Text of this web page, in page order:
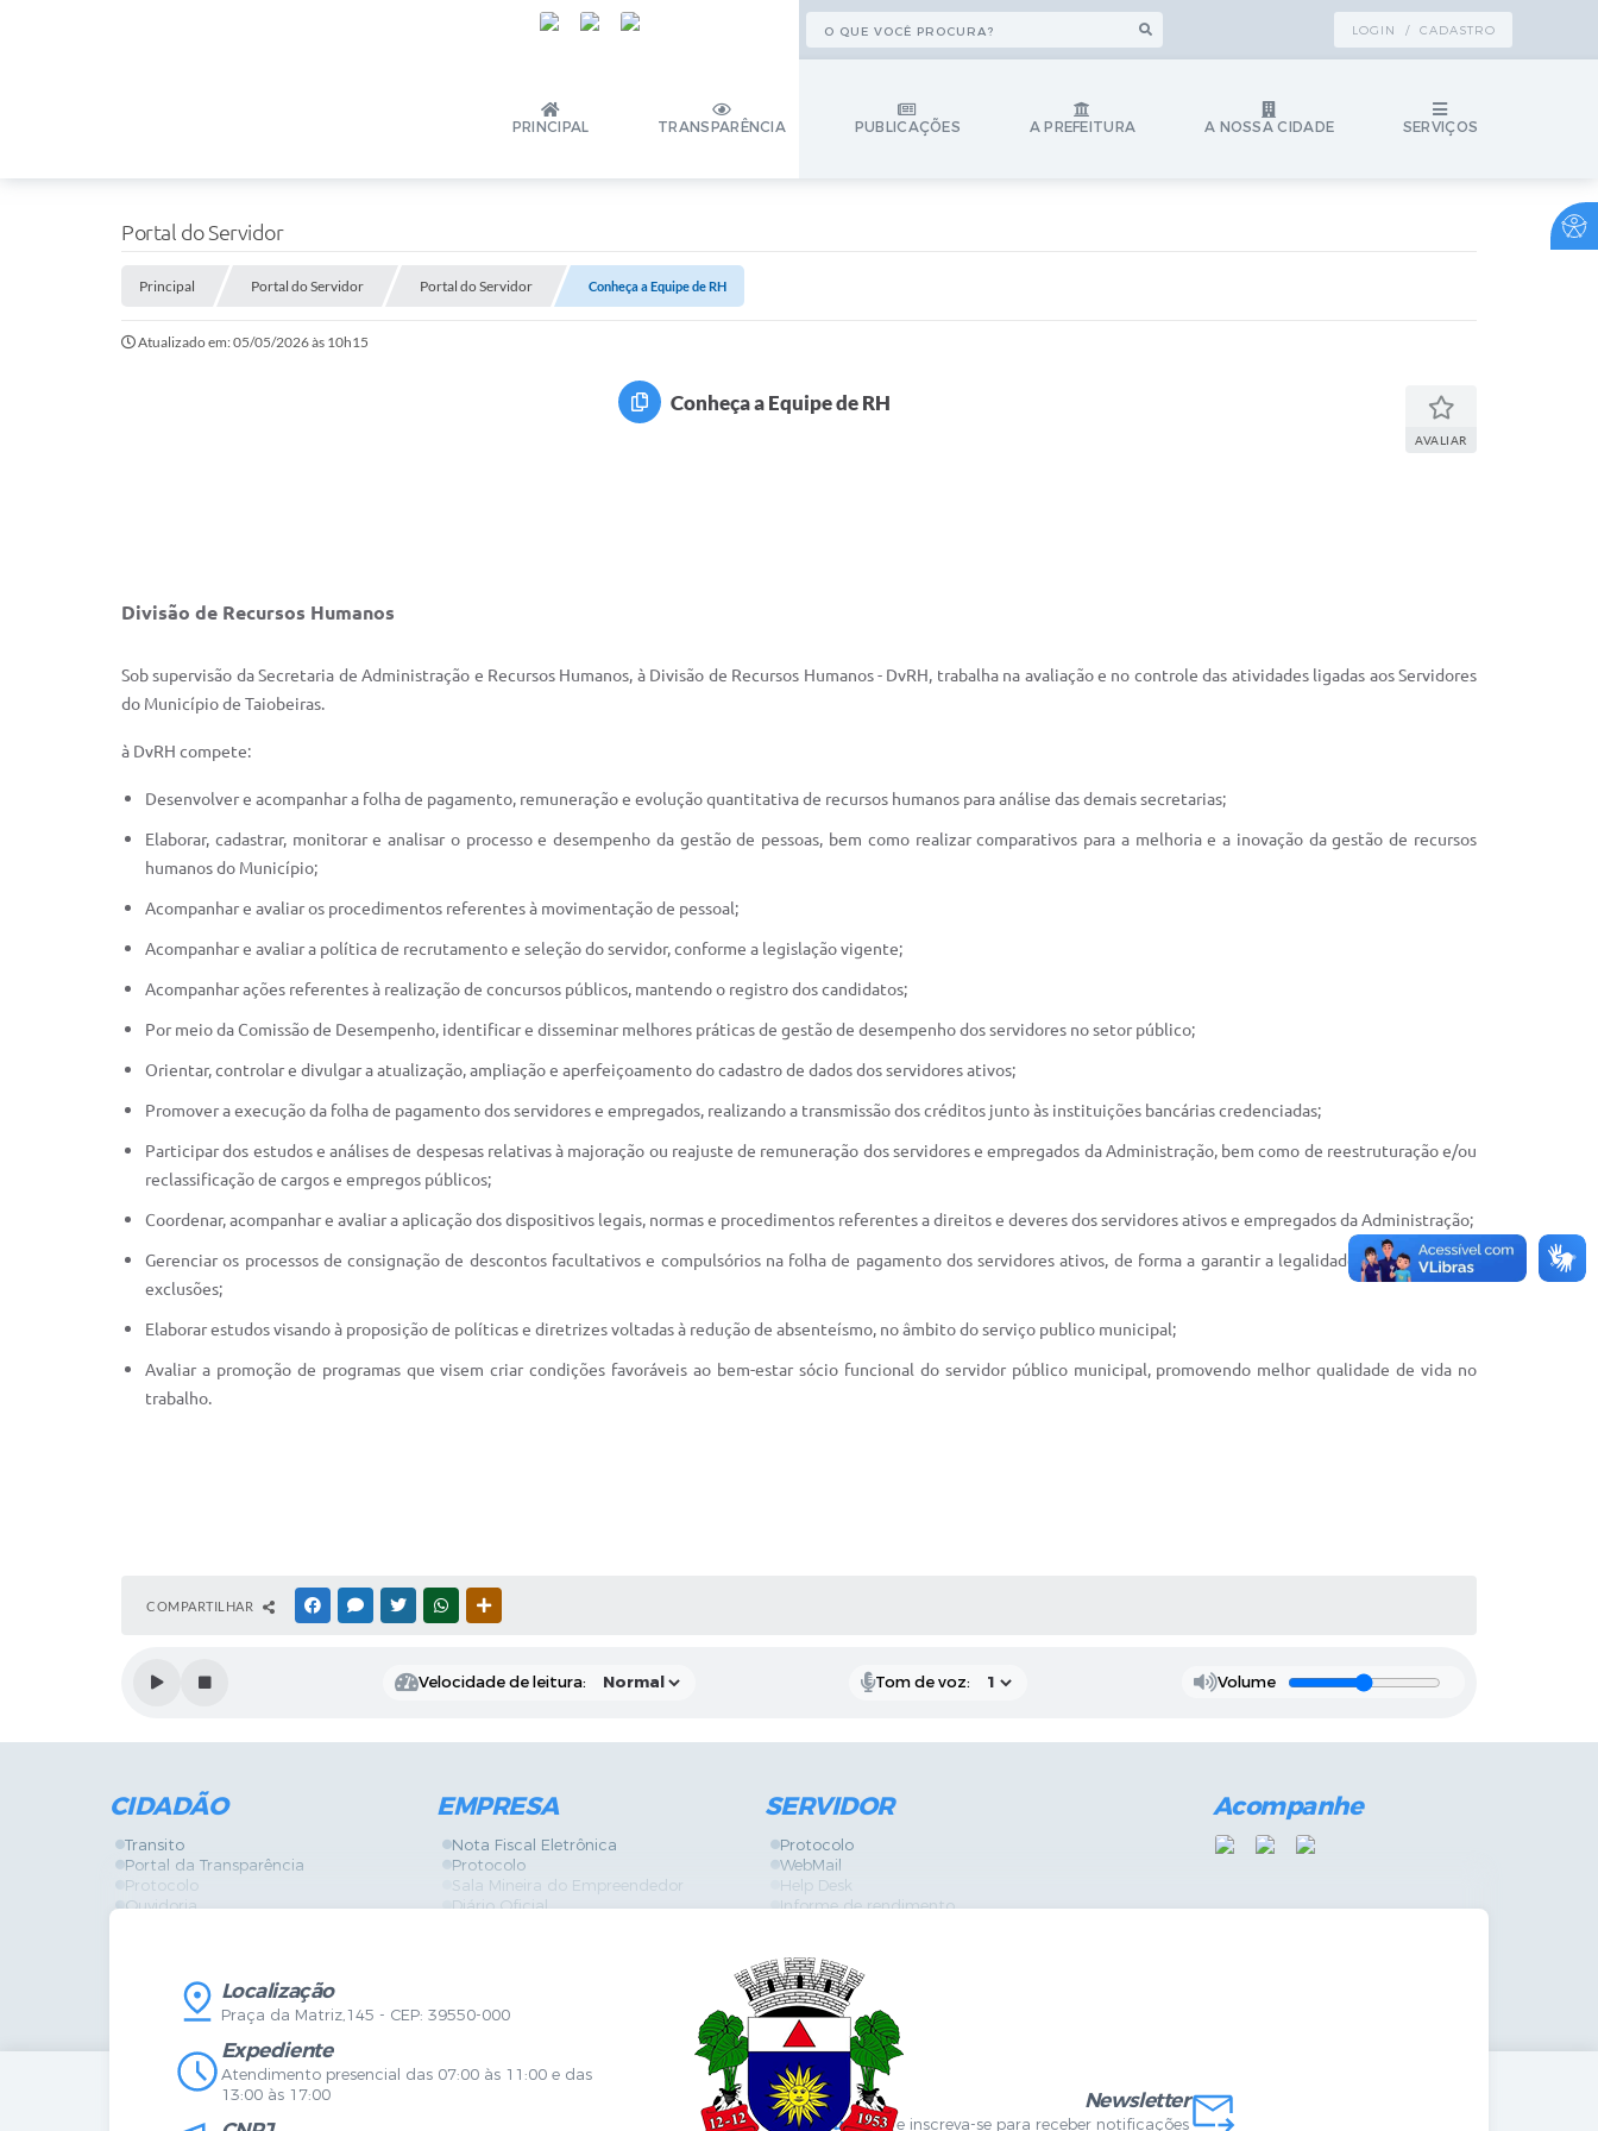
LOGIN / CADASTRO
PRINCIPAL TRANSPARÊNCIA PUBLICAÇÕES A PREFEITURA A NOSSA CIDADE SERVIÇOS
Portal do Servidor
Principal Portal do Servidor Portal do Servidor Conheça a Equipe de RH
Atualizado em: 05/05/2026 às 10h15
Conheça a Equipe de RH
AVALIAR
Divisão de Recursos Humanos
Sob supervisão da Secretaria de Administração e Recursos Humanos, à Divisão de Recursos Humanos - DvRH, trabalha na avaliação e no controle das atividades ligadas aos Servidores
do Município de Taiobeiras.
à DvRH compete:
Desenvolver e acompanhar a folha de pagamento, remuneração e evolução quantitativa de recursos humanos para análise das demais secretarias;
Elaborar, cadastrar, monitorar e analisar o processo e desempenho da gestão de pessoas, bem como realizar comparativos para a melhoria e a inovação da gestão de recursos
humanos do Município;
Acompanhar e avaliar os procedimentos referentes à movimentação de pessoal;
Acompanhar e avaliar a política de recrutamento e seleção do servidor, conforme a legislação vigente;
Acompanhar ações referentes à realização de concursos públicos, mantendo o registro dos candidatos;
Por meio da Comissão de Desempenho, identificar e disseminar melhores práticas de gestão de desempenho dos servidores no setor público;
Orientar, controlar e divulgar a atualização, ampliação e aperfeiçoamento do cadastro de dados dos servidores ativos;
Promover a execução da folha de pagamento dos servidores e empregados, realizando a transmissão dos créditos junto às instituições bancárias credenciadas;
Participar dos estudos e análises de despesas relativas à majoração ou reajuste de remuneração dos servidores e empregados da Administração, bem como de reestruturação e/ou
reclassificação de cargos e empregos públicos;
Coordenar, acompanhar e avaliar a aplicação dos dispositivos legais, normas e procedimentos referentes a direitos e deveres dos servidores ativos e empregados da Administração;
Gerenciar os processos de consignação de descontos facultativos e compulsórios na folha de pagamento dos servidores ativos, de forma a garantir a legalidade das inclusões e
exclusões;
Elaborar estudos visando à proposição de políticas e diretrizes voltadas à redução de absenteísmo, no âmbito do serviço publico municipal;
Avaliar a promoção de programas que visem criar condições favoráveis ao bem-estar sócio funcional do servidor público municipal, promovendo melhor qualidade de vida no
trabalho.
COMPARTILHAR FACEBOOKMESSENGER
TWITTERWHATSAPP
Velocidade de leitura: Tom de voz: Volume
CIDADÃO
Transito
Portal da Transparência
Protocolo
Ouvidoria
Legislação
Diário Oficial
Mapa do Site
Certidões
Agenda de Eventos
Concursos
EMPRESA
Nota Fiscal Eletrônica
Protocolo
Sala Mineira do Empreendedor
Diário Oficial
Serviços Online
Vigilância Sanitária
SERVIDOR
Protocolo
WebMail
Help Desk
Informe de rendimento
GPI
Diário Oficial
Fale com RH
SGDI - Sistema de Gerência de Demandas Internas
Concurso Público e Processo Seletivo
Portal da Atenção Primaria
Acompanhe
Localização
Praça da Matriz,145 - CEP: 39550-000
Expediente
Atendimento presencial das 07:00 às 11:00 e das
13:00 às 17:00
Newsletter
Clique aquie inscreva-se para receber notificações